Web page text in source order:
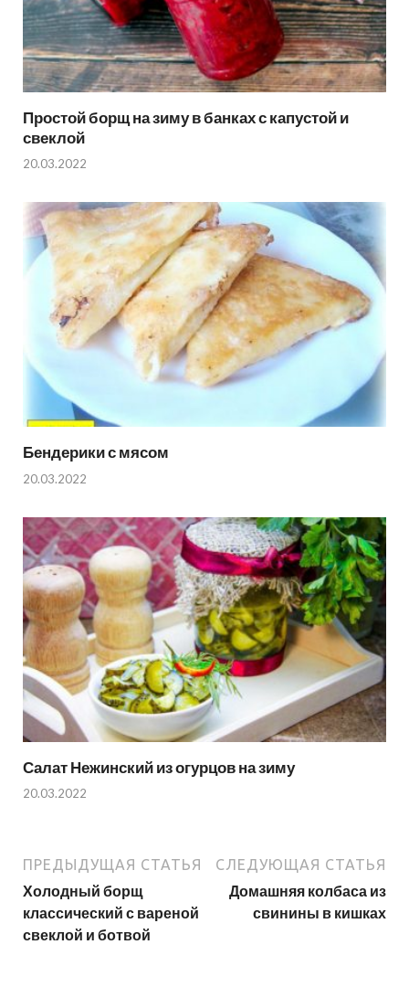
Простой борщ на зиму в банках с капустой и
свеклой
20.03.2022
Бендерики с мясом
20.03.2022
Салат Нежинский из огурцов на зиму
20.03.2022
ПРЕДЫДУЩАЯ СТАТЬЯ
Холодный борщ
классический с вареной
свеклой и ботвой
СЛЕДУЮЩАЯ СТАТЬЯ
Домашняя колбаса из
свинины в кишках